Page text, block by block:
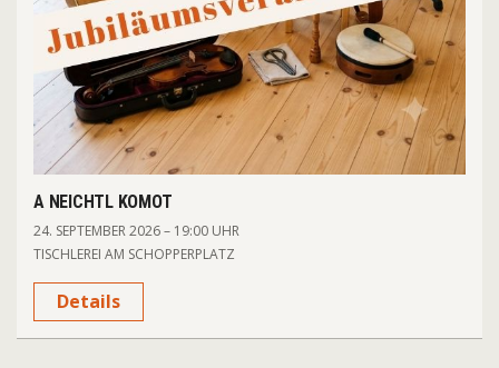
A NEICHTL KOMOT
24. SEPTEMBER 2026 – 19:00 UHR
TISCHLEREI AM SCHOPPERPLATZ
Details